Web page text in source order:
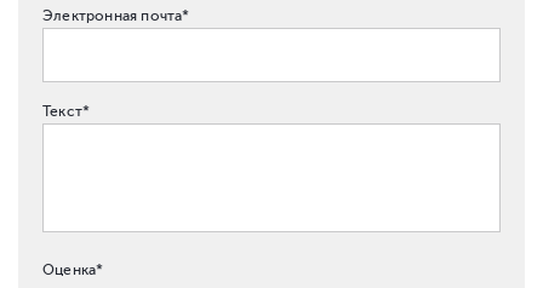
Электронная почта*
Текст*
Оценка*